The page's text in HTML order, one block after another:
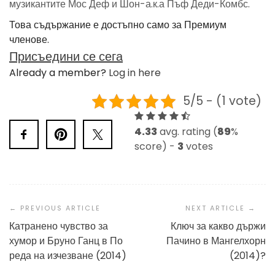
музикантите Мос Деф и Шон-а.к.а Пъф Деди-Комбс.
Това съдържание е достъпно само за Премиум
членове.
Присъедини се сега
Already a member? Log in here
5/5 - (1 vote)
4.33avg. rating (89%
score) - 3votes
Navigation
Катранено чувство за
хумор и Бруно Ганц в По
реда на изчезване (2014)
Ключ за какво държи
Пачино в Мангелхорн
(2014)?